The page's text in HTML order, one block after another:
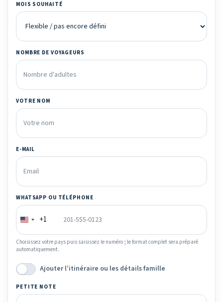
MOIS SOUHAITÉ
NOMBRE DE VOYAGEURS
VOTRE NOM
E-MAIL
WHATSAPP OU TÉLÉPHONE
+1
Choisissez votre pays puis saisissez le numéro ; le format complet sera préparé
automatiquement.
Ajouter l’itinéraire ou les détails famille
PETITE NOTE